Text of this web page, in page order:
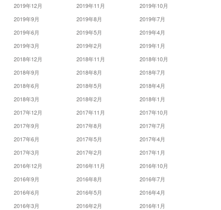
2019年12月
2019年11月
2019年10月
2019年9月
2019年8月
2019年7月
2019年6月
2019年5月
2019年4月
2019年3月
2019年2月
2019年1月
2018年12月
2018年11月
2018年10月
2018年9月
2018年8月
2018年7月
2018年6月
2018年5月
2018年4月
2018年3月
2018年2月
2018年1月
2017年12月
2017年11月
2017年10月
2017年9月
2017年8月
2017年7月
2017年6月
2017年5月
2017年4月
2017年3月
2017年2月
2017年1月
2016年12月
2016年11月
2016年10月
2016年9月
2016年8月
2016年7月
2016年6月
2016年5月
2016年4月
2016年3月
2016年2月
2016年1月